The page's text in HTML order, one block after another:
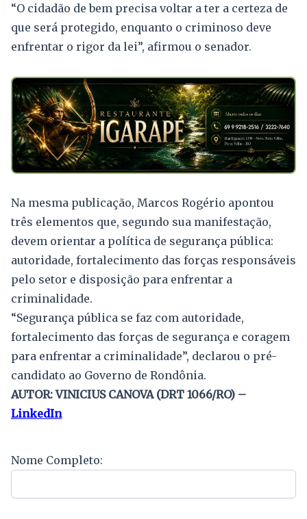
“O cidadão de bem precisa voltar a ter a certeza de
que será protegido, enquanto o criminoso deve
enfrentar o rigor da lei”, afirmou o senador.
Na mesma publicação, Marcos Rogério apontou
três elementos que, segundo sua manifestação,
devem orientar a política de segurança pública:
autoridade, fortalecimento das forças responsáveis
pelo setor e disposição para enfrentar a
criminalidade.
“Segurança pública se faz com autoridade,
fortalecimento das forças de segurança e coragem
para enfrentar a criminalidade”, declarou o pré-
candidato ao Governo de Rondônia.
AUTOR: VINICIUS CANOVA (DRT 1066/RO) –
LinkedIn
Nome Completo: